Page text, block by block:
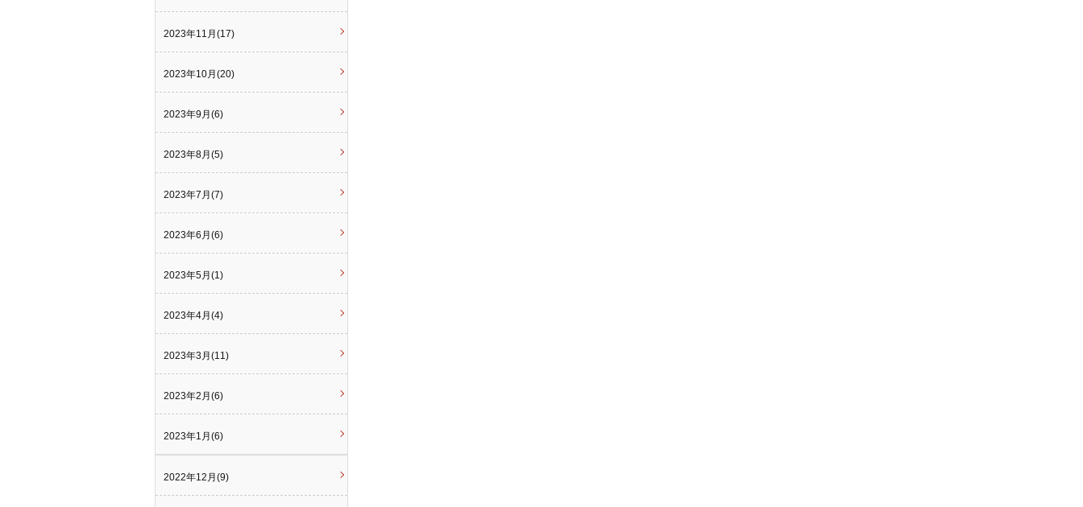
2023年11月(17)
2023年10月(20)
2023年9月(6)
2023年8月(5)
2023年7月(7)
2023年6月(6)
2023年5月(1)
2023年4月(4)
2023年3月(11)
2023年2月(6)
2023年1月(6)
2022年12月(9)